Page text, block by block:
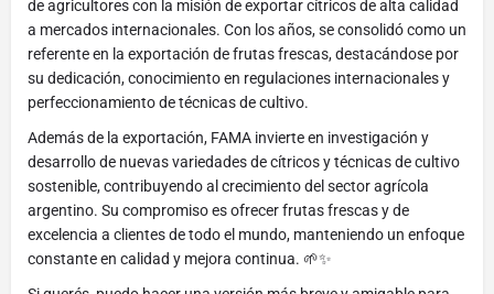
de agricultores con la misión de exportar cítricos de alta calidad
a mercados internacionales. Con los años, se consolidó como un
referente en la exportación de frutas frescas, destacándose por
su dedicación, conocimiento en regulaciones internacionales y
perfeccionamiento de técnicas de cultivo.
Además de la exportación, FAMA invierte en investigación y
desarrollo de nuevas variedades de cítricos y técnicas de cultivo
sostenible, contribuyendo al crecimiento del sector agrícola
argentino. Su compromiso es ofrecer frutas frescas y de
excelencia a clientes de todo el mundo, manteniendo un enfoque
constante en calidad y mejora continua. 🌱✨